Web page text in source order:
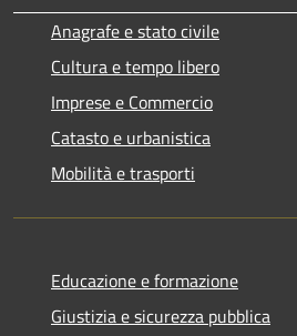
Anagrafe e stato civile
Cultura e tempo libero
Imprese e Commercio
Catasto e urbanistica
Mobilità e trasporti
Educazione e formazione
Giustizia e sicurezza pubblica